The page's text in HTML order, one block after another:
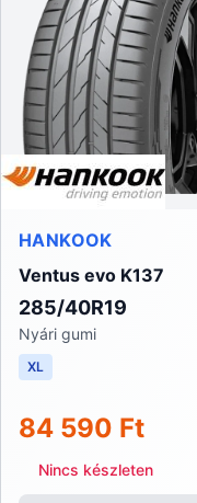
HANKOOK
Ventus evo K137
285/40R19
Nyári gumi
XL
84 590 Ft
Nincs készleten